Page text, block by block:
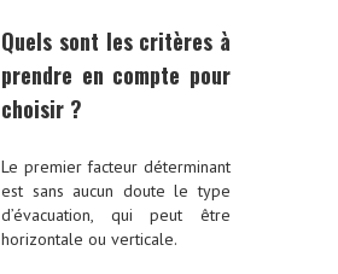
Quels sont les critères à
prendre en compte pour
choisir ?
Le premier facteur déterminant
est sans aucun doute le type
d’évacuation, qui peut être
horizontale ou verticale.